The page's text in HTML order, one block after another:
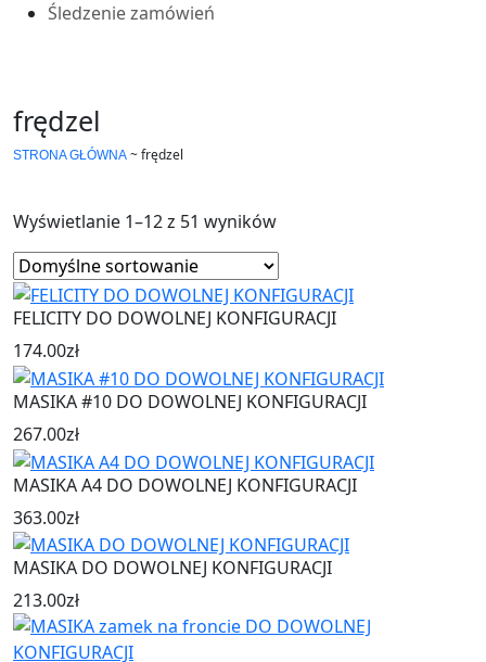
Śledzenie zamówień
frędzel
STRONA GŁÓWNA ~frędzel
Wyświetlanie 1–12 z 51 wyników
FELICITY DO DOWOLNEJ KONFIGURACJI
174.00zł
MASIKA #10 DO DOWOLNEJ KONFIGURACJI
267.00zł
MASIKA A4 DO DOWOLNEJ KONFIGURACJI
363.00zł
MASIKA DO DOWOLNEJ KONFIGURACJI
213.00zł